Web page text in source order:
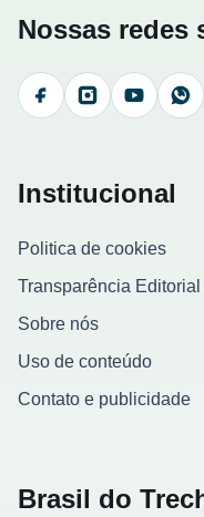
Nossas redes
FacebookInstagramYouTube
Institucional
Politica de cookies
Transparência Editorial
Sobre nós
Uso de conteúdo
Contato e publicidade
Brasil do